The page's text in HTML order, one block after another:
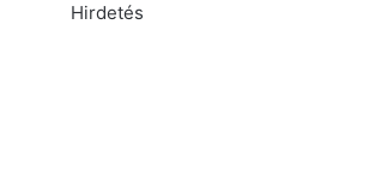
Hirdetés